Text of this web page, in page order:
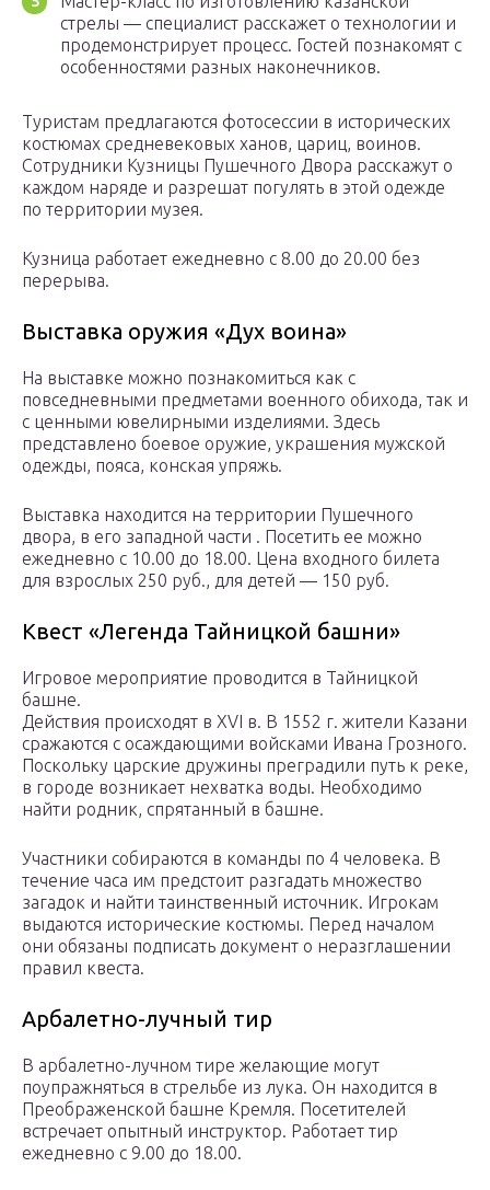
стрелы — специалист расскажет о технологии и
продемонстрирует процесс. Гостей познакомят с
особенностями разных наконечников.
Туристам предлагаются фотосессии в исторических
костюмах средневековых ханов, цариц, воинов.
Сотрудники Кузницы Пушечного Двора расскажут о
каждом наряде и разрешат погулять в этой одежде
по территории музея.
Кузница работает ежедневно с 8.00 до 20.00 без
перерыва.
Выставка оружия «Дух воина»
На выставке можно познакомиться как с
повседневными предметами военного обихода, так и
с ценными ювелирными изделиями. Здесь
представлено боевое оружие, украшения мужской
одежды, пояса, конская упряжь.
Выставка находится на территории Пушечного
двора, в его западной части . Посетить ее можно
ежедневно с 10.00 до 18.00. Цена входного билета
для взрослых 250 руб., для детей — 150 руб.
Квест «Легенда Тайницкой башни»
Игровое мероприятие проводится в Тайницкой
башне.
Действия происходят в XVI в. В 1552 г. жители Казани
сражаются с осаждающими войсками Ивана Грозного.
Поскольку царские дружины преградили путь к реке,
в городе возникает нехватка воды. Необходимо
найти родник, спрятанный в башне.
Участники собираются в команды по 4 человека. В
течение часа им предстоит разгадать множество
загадок и найти таинственный источник. Игрокам
выдаются исторические костюмы. Перед началом
они обязаны подписать документ о неразглашении
правил квеста.
Арбалетно-лучный тир
В арбалетно-лучном тире желающие могут
поупражняться в стрельбе из лука. Он находится в
Преображенской башне Кремля. Посетителей
встречает опытный инструктор. Работает тир
ежедневно с 9.00 до 18.00.